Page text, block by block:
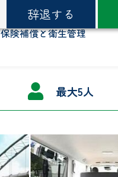
辞退する
保険補償と衛生管理
最大5人